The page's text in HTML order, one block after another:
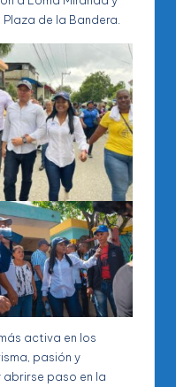
de la Bandera.
activa en los
pasión y
paso en la